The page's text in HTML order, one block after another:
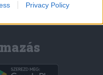
Privacy Policy